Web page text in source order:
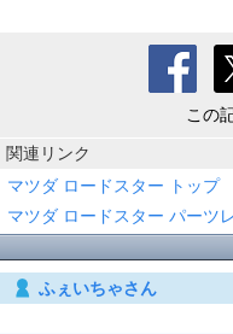
この
関連リンク
マツダ ロードスター トップ
マツダ ロードスター パーツ
ふぇいちゃさん